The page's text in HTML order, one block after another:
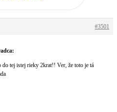
#3501
tej istej rieky 2krat!! Ver, že toto je tá